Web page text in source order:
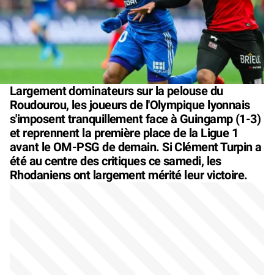
Largement dominateurs sur la pelouse du
Roudourou, les joueurs de l'Olympique lyonnais
s'imposent tranquillement face à Guingamp (1-3)
et reprennent la première place de la Ligue 1
avant le OM-PSG de demain. Si Clément Turpin a
été au centre des critiques ce samedi, les
Rhodaniens ont largement mérité leur victoire.